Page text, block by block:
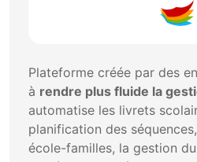
Plateforme créée par des
à rendre plus fluide la
automatise les livrets
planification des
école-familles, la gestion